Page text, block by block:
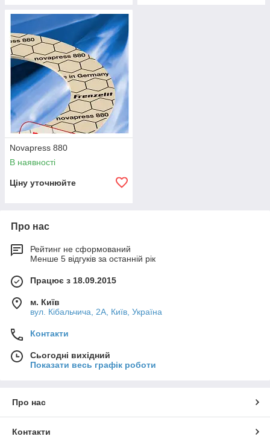
Novapress 880
В наявності
Ціну уточнюйте
Про нас
Рейтинг не сформований
Менше 5 відгуків за останній рік
Працює з 18.09.2015
м. Київ
вул. Кібальчича, 2А, Київ, Україна
Контакти
Сьогодні вихідний
Показати весь графік роботи
Про нас
Контакти